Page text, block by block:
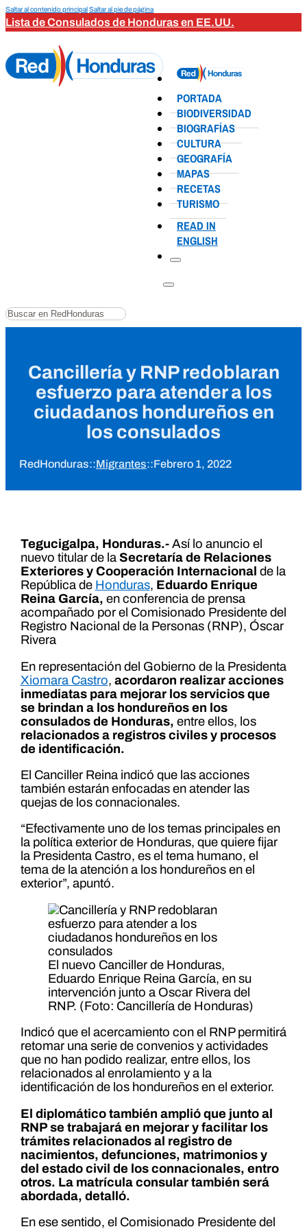
Saltar al contenido principalSaltar al pie de página
Lista de Consulados de Honduras en EE.UU.
PORTADA
BIODIVERSIDAD
BIOGRAFÍAS
CULTURA
GEOGRAFÍA
MAPAS
RECETAS
TURISMO
READ IN
ENGLISH
Buscar
Cancillería y RNP redoblaran
esfuerzo para atender a los
ciudadanos hondureños en
los consulados
RedHonduras::Migrantes::Febrero 1, 2022
Tegucigalpa, Honduras.-Así lo anuncio el
nuevo titular de la Secretaría de Relaciones
Exteriores y Cooperación Internacional de la
República de Honduras, Eduardo Enrique
Reina García, en conferencia de prensa
acompañado por el Comisionado Presidente del
Registro Nacional de la Personas (RNP), Óscar
Rivera
En representación del Gobierno de la Presidenta
Xiomara Castro, acordaron realizar acciones
inmediatas para mejorar los servicios que
se brindan a los hondureños en los
consulados de Honduras, entre ellos, los
relacionados a registros civiles y procesos
de identificación.
El Canciller Reina indicó que las acciones
también estarán enfocadas en atender las
quejas de los connacionales.
“Efectivamente uno de los temas principales en
la política exterior de Honduras, que quiere fijar
la Presidenta Castro, es el tema humano, el
tema de la atención a los hondureños en el
exterior”, apuntó.
El nuevo Canciller de Honduras,
Eduardo Enrique Reina García, en su
intervención junto a Oscar Rivera del
RNP. (Foto: Cancillería de Honduras)
Indicó que el acercamiento con el RNP permitirá
retomar una serie de convenios y actividades
que no han podido realizar, entre ellos, los
relacionados al enrolamiento y a la
identificación de los hondureños en el exterior.
El diplomático también amplió que junto al
RNP se trabajará en mejorar y facilitar los
trámites relacionados al registro de
nacimientos, defunciones, matrimonios y
del estado civil de los connacionales, entro
otros. La matrícula consular también será
abordada, detalló.
En ese sentido, el Comisionado Presidente del